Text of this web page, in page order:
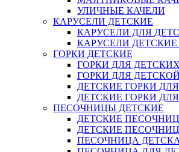
УЛИЧНЫЕ КАЧЕЛИ
КАРУСЕЛИ ДЕТСКИЕ
КАРУСЕЛИ ДЛЯ
КАРУСЕЛИ
ГОРКИ ДЕТСКИЕ
ГОРКИ ДЛЯ
ГОРКИ ДЛЯ
ДЕТСКИЕ ГОРКИ
ДЕТСКИЕ ГОРКИ
ПЕСОЧНИЦЫ ДЕТСКИЕ
ДЕТСКИЕ
ДЕТСКИЕ
ПЕСОЧНИЦА